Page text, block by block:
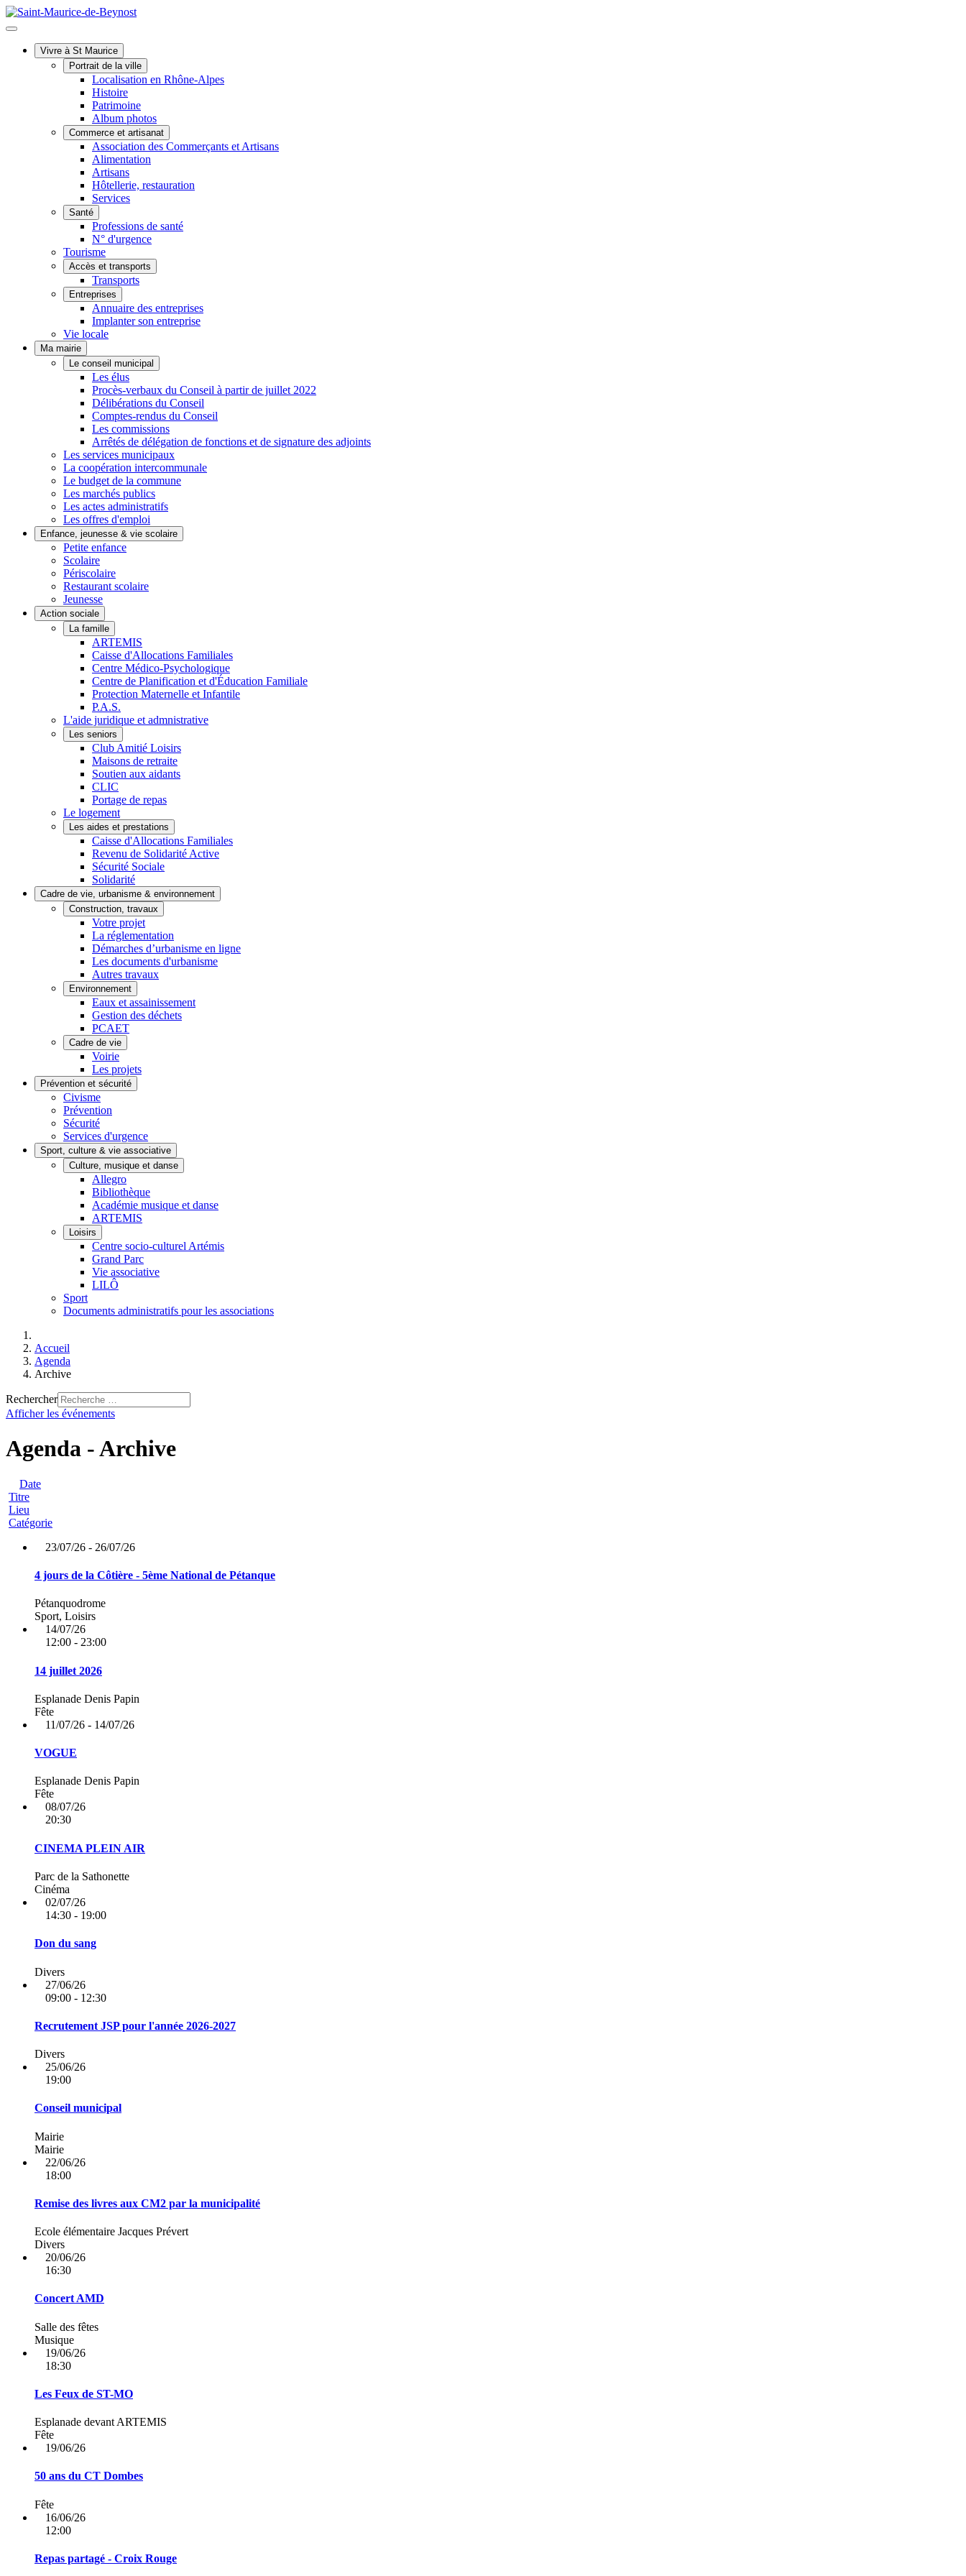
Vivre à St Maurice
Portrait de la ville
Localisation en Rhône-Alpes
Histoire
Patrimoine
Album photos
Commerce et artisanat
Association des Commerçants et Artisans
Alimentation
Artisans
Hôtellerie, restauration
Services
Santé
Professions de santé
N° d'urgence
Tourisme
Accès et transports
Transports
Entreprises
Annuaire des entreprises
Implanter son entreprise
Vie locale
Ma mairie
Le conseil municipal
Les élus
Procès-verbaux du Conseil à partir de juillet 2022
Délibérations du Conseil
Comptes-rendus du Conseil
Les commissions
Arrêtés de délégation de fonctions et de signature des adjoints
Les services municipaux
La coopération intercommunale
Le budget de la commune
Les marchés publics
Les actes administratifs
Les offres d'emploi
Enfance, jeunesse & vie scolaire
Petite enfance
Scolaire
Périscolaire
Restaurant scolaire
Jeunesse
Action sociale
La famille
ARTEMIS
Caisse d'Allocations Familiales
Centre Médico-Psychologique
Centre de Planification et d'Éducation Familiale
Protection Maternelle et Infantile
P.A.S.
L'aide juridique et admnistrative
Les seniors
Club Amitié Loisirs
Maisons de retraite
Soutien aux aidants
CLIC
Portage de repas
Le logement
Les aides et prestations
Caisse d'Allocations Familiales
Revenu de Solidarité Active
Sécurité Sociale
Solidarité
Cadre de vie, urbanisme & environnement
Construction, travaux
Votre projet
La réglementation
Démarches d’urbanisme en ligne
Les documents d'urbanisme
Autres travaux
Environnement
Eaux et assainissement
Gestion des déchets
PCAET
Cadre de vie
Voirie
Les projets
Prévention et sécurité
Civisme
Prévention
Sécurité
Services d'urgence
Sport, culture & vie associative
Culture, musique et danse
Allegro
Bibliothèque
Académie musique et danse
ARTEMIS
Loisirs
Centre socio-culturel Artémis
Grand Parc
Vie associative
LILÔ
Sport
Documents administratifs pour les associations
Accueil
Agenda
Archive
Rechercher
Afficher les événements
Agenda - Archive
Date
Titre
Lieu
Catégorie
23/07/26 - 26/07/26
4 jours de la Côtière - 5ème National de Pétanque
Pétanquodrome
Sport, Loisirs
14/07/26
12:00 - 23:00
14 juillet 2026
Esplanade Denis Papin
Fête
11/07/26 - 14/07/26
VOGUE
Esplanade Denis Papin
Fête
08/07/26
20:30
CINEMA PLEIN AIR
Parc de la Sathonette
Cinéma
02/07/26
14:30 - 19:00
Don du sang
Divers
27/06/26
09:00 - 12:30
Recrutement JSP pour l'année 2026-2027
Divers
25/06/26
19:00
Conseil municipal
Mairie
Mairie
22/06/26
18:00
Remise des livres aux CM2 par la municipalité
Ecole élémentaire Jacques Prévert
Divers
20/06/26
16:30
Concert AMD
Salle des fêtes
Musique
19/06/26
18:30
Les Feux de ST-MO
Esplanade devant ARTEMIS
Fête
19/06/26
50 ans du CT Dombes
Fête
16/06/26
12:00
Repas partagé - Croix Rouge